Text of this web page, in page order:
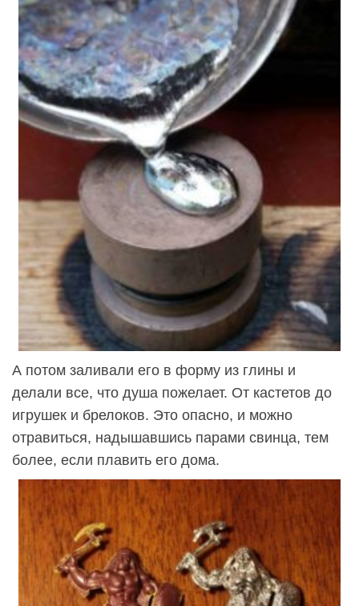
А потом заливали его в форму из глины и
делали все, что душа пожелает. От кастетов до
игрушек и брелоков. Это опасно, и можно
отравиться, надышавшись парами свинца, тем
более, если плавить его дома.